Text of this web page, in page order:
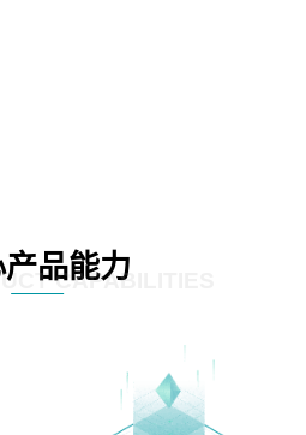
品能力
CAPABILITIES